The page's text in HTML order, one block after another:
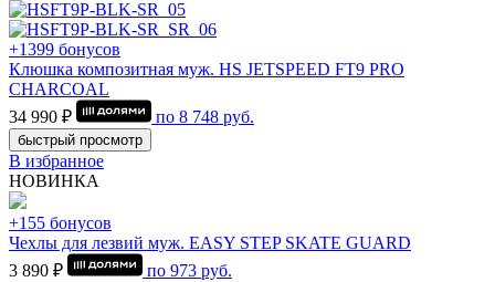
+1399 бонусов
Клюшка композитная муж. HS JETSPEED FT9 PRO
CHARCOAL
34 990 ₽
по 8 748 руб.
быстрый просмотр
В избранное
НОВИНКА
+155 бонусов
Чехлы для лезвий муж. EASY STEP SKATE GUARD
3 890 ₽
по 973 руб.